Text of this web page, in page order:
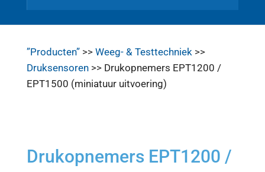
”Producten”>> Weeg- & Testtechniek>>
Druksensoren>> Drukopnemers EPT1200 /
EPT1500 (miniatuur uitvoering)
Drukopnemers EPT1200 /